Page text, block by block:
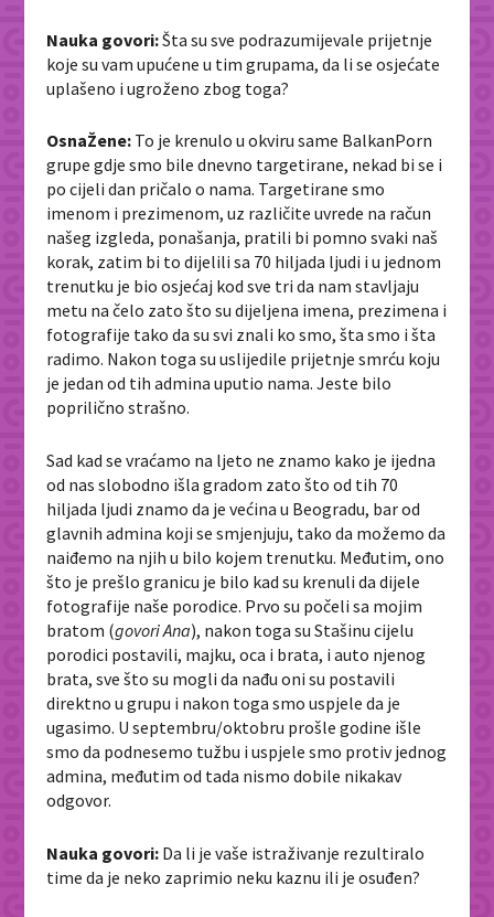
Nauka govori:Šta su sve podrazumijevale prijetnje
koje su vam upućene u tim grupama, da li se osjećate
uplašeno i ugroženo zbog toga?
OsnaŽene: To je krenulo u okviru same BalkanPorn
grupe gdje smo bile dnevno targetirane, nekad bi se i
po cijeli dan pričalo o nama. Targetirane smo
imenom i prezimenom, uz različite uvrede na račun
našeg izgleda, ponašanja, pratili bi pomno svaki naš
korak, zatim bi to dijelili sa 70 hiljada ljudi i u jednom
trenutku je bio osjećaj kod sve tri da nam stavljaju
metu na čelo zato što su dijeljena imena, prezimena i
fotografije tako da su svi znali ko smo, šta smo i šta
radimo. Nakon toga su uslijedile prijetnje smrću koju
je jedan od tih admina uputio nama. Jeste bilo
poprilično strašno.
Sad kad se vraćamo na ljeto ne znamo kako je ijedna
od nas slobodno išla gradom zato što od tih 70
hiljada ljudi znamo da je većina u Beogradu, bar od
glavnih admina koji se smjenjuju, tako da možemo da
naiđemo na njih u bilo kojem trenutku. Međutim, ono
što je prešlo granicu je bilo kad su krenuli da dijele
fotografije naše porodice. Prvo su počeli sa mojim
bratom (govori Ana), nakon toga su Stašinu cijelu
porodici postavili, majku, oca i brata, i auto njenog
brata, sve što su mogli da nađu oni su postavili
direktno u grupu i nakon toga smo uspjele da je
ugasimo. U septembru/oktobru prošle godine išle
smo da podnesemo tužbu i uspjele smo protiv jednog
admina, međutim od tada nismo dobile nikakav
odgovor.
Nauka govori: Da li je vaše istraživanje rezultiralo
time da je neko zaprimio neku kaznu ili je osuđen?